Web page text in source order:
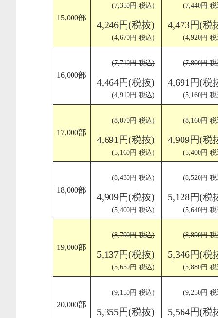
15,000部
(7,350円 税込)
4,246円(税抜)
(4,670円 税込)
(7,440円
4,473円(税
(4,920円
16,000部
(7,710円 税込)
4,464円(税抜)
(4,910円 税込)
(7,800円
4,691円(税
(5,160円
17,000部
(8,070円 税込)
4,691円(税抜)
(5,160円 税込)
(8,160円
4,909円(税
(5,400円
18,000部
(8,430円 税込)
4,909円(税抜)
(5,400円 税込)
(8,520円
5,128円(税
(5,640円
19,000部
(8,790円 税込)
5,137円(税抜)
(5,650円 税込)
(8,890円
5,346円(税
(5,880円
20,000部
(9,150円 税込)
5,355円(税抜)
(9,250円
5,564円(税